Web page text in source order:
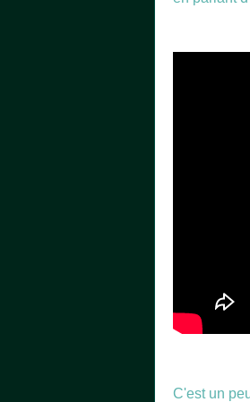
C'est un